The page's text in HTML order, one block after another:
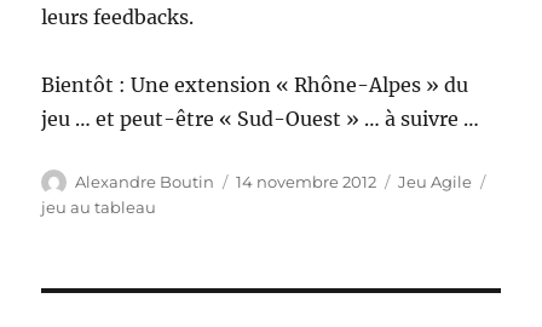
leurs feedbacks.
Bientôt : Une extension « Rhône-Alpes » du
jeu … et peut-être « Sud-Ouest » … à suivre …
Auteur
Alexandre Boutin
Publié
14 novembre 2012 Catégories
Jeu Agile
jeu au tableau